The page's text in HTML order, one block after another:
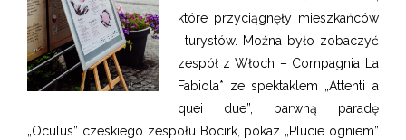
które przyciągnęły mieszkańców
i turystów. Można było zobaczyć
zespół z Włoch – Compagnia La
Fabiola* ze spektaklem „Attenti a
quei due”, barwną paradę
„Oculus” czeskiego zespołu Bocirk, pokaz „Plucie ogniem”